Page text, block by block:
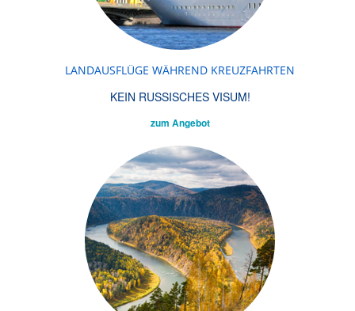
LANDAUSFLÜGE WÄHREND KREUZFAHRTEN
KEIN RUSSISCHES VISUM!
zum Angebot